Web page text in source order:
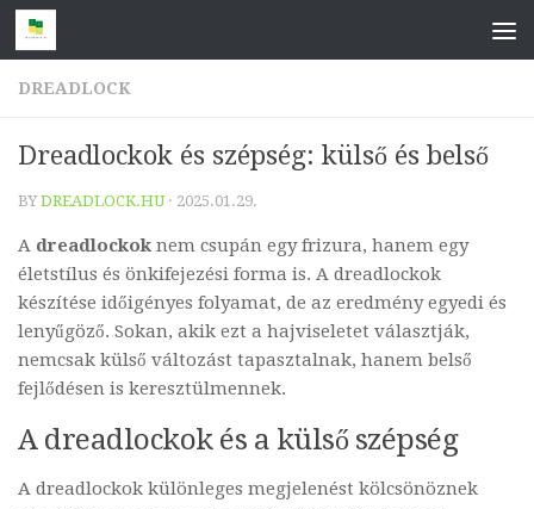
Skip to content
DREADLOCK
Dreadlockok és szépség: külső és belső
BYDREADLOCK.HU · 2025.01.29.
A dreadlockok nem csupán egy frizura, hanem egy
életstílus és önkifejezési forma is. A dreadlockok
készítése időigényes folyamat, de az eredmény egyedi és
lenyűgöző. Sokan, akik ezt a hajviseletet választják,
nemcsak külső változást tapasztalnak, hanem belső
fejlődésen is keresztülmennek.
A dreadlockok és a külső szépség
A dreadlockok különleges megjelenést kölcsönöznek